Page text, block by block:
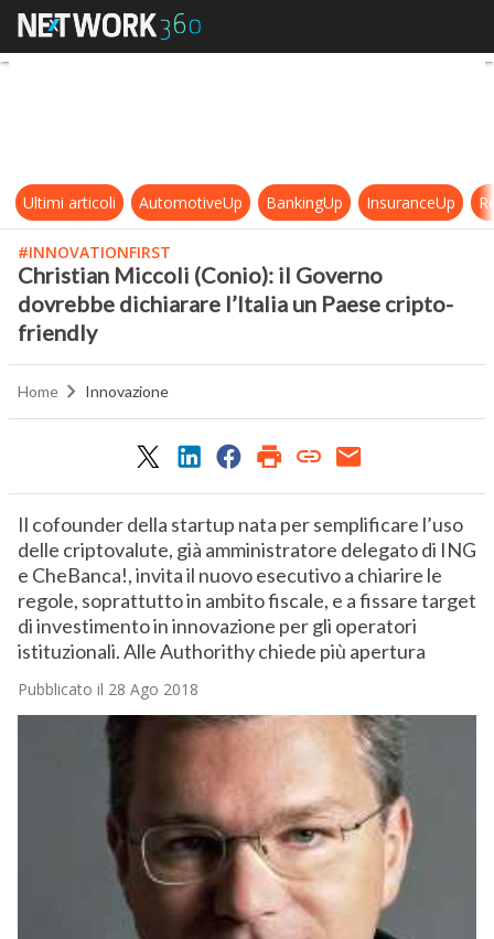
Christian Miccoli (Conio): il
Ultimi articoli AutomotiveUp BankingUp InsuranceUp
#INNOVATIONFIRST
Christian Miccoli (Conio): il Governo
dovrebbe dichiarare l’Italia un Paese cripto-
friendly
Home Innovazione
Il cofounder della startup nata per semplificare l’uso
delle criptovalute, già amministratore delegato di ING
e CheBanca!, invita il nuovo esecutivo a chiarire le
regole, soprattutto in ambito fiscale, e a fissare target
di investimento in innovazione per gli operatori
istituzionali. Alle Authorithy chiede più apertura
Pubblicato il 28 Ago 2018